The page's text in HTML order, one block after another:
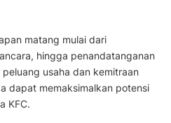
matang mulai dari
hingga penandatanganan
usaha dan kemitraan
dapat memaksimalkan potensi
KFC.